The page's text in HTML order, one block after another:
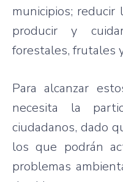
municipios; reducir
producir y
forestales, frutales
Para alcanzar
necesita la
ciudadanos, dado
los que podrán
problemas